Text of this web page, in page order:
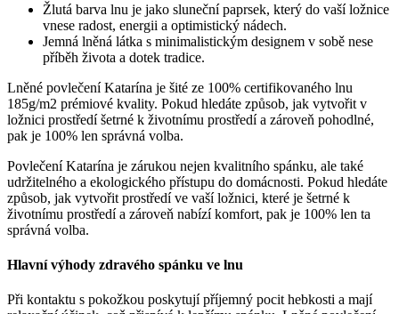
Žlutá barva lnu je jako sluneční paprsek, který do vaší ložnice
vnese radost, energii a optimistický nádech.
Jemná lněná látka s minimalistickým designem v sobě nese
příběh života a dotek tradice.
Lněné povlečení Katarína je šité ze 100% certifikovaného lnu
185g/m2 prémiové kvality. Pokud hledáte způsob, jak vytvořit v
ložnici prostředí šetrné k životnímu prostředí a zároveň pohodlné,
pak je 100% len správná volba.
Povlečení Katarína je zárukou nejen kvalitního spánku, ale také
udržitelného a ekologického přístupu do domácnosti. Pokud hledáte
způsob, jak vytvořit prostředí ve vaší ložnici, které je šetrné k
životnímu prostředí a zároveň nabízí komfort, pak je 100% len ta
správná volba.
Hlavní výhody zdravého spánku ve lnu
Při kontaktu s pokožkou poskytují příjemný pocit hebkosti a mají